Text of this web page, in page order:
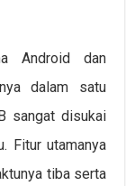
Android dan
dalam satu
sangat disukai
Fitur utamanya
tiba serta